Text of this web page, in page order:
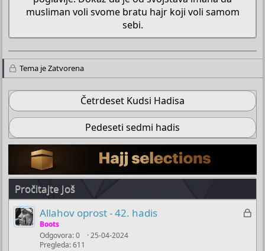
musliman voli svome bratu hajr koji voli samom
sebi.​
Tema je Zatvorena
Četrdeset Kudsi Hadisa
Pedeseti sedmi hadis
Pročitajte Još
Z
Allahov oprost - 42. hadis
Boots
Odgovora 0
Pregleda 611
25-04-2024